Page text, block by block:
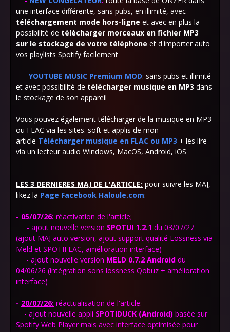
une interface différente, sans pubs, en illimité, avec
téléchargement mode hors-ligne et avec en plus la
possibilité de télécharger morceaux en fichier MP3
sur le stockage de votre téléphone et d'importer auto
vos playlists Spotify facilement
- YOUTUBE MUSIC Premium MOD: sans pubs et illimité
et avec possibilité de télécharger musique en MP3 dans
le stockage de son appareil
Vous pouvez également télécharger de la musique en MP3
ou FLAC via les sites. soft et applis de mon
article Télécharger musique en FLAC ou MP3 + les lire
via un lecteur audio Windows, MacOS, Android, iOS
LES 3 DERNIERES MAJ DE L'ARTICLE: pour suivre les MAJ,
likez la Page Facebook Haloule.com:
- 05/07/26: réactivation de l'article;
- ajout nouvelle version SPOTUI 1.2.1 du 03/07/27
(ajout MAJ auto version, ajout support qualité Lossness via
Meld et SPOTIFLAC, amélioration interface)
- ajout nouvelle version MELD 0.7.2 Android du
04/06/26 (intégration sons lossness Qobuz + amélioration
interface)
- 20/07/26: réactualisation de l'article:
- ajout nouvelle appli SPOTIDUCK (Android) basée sur
Spotify Web Player mais avec interface optimisée pour